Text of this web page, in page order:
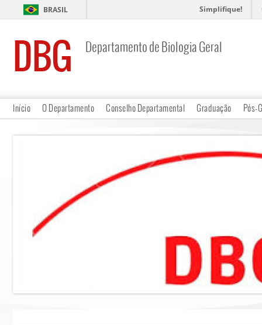
BRASIL Simplifique!
DBG Departamento de Biologia Geral
Início O Departamento Conselho Departamental Graduação Pós-